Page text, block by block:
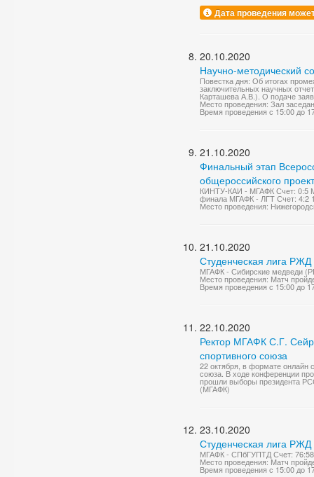
Дата проведения
20.10.2020
Научно-методический
Повестка дня: Об итогах
заключительных научных
Карташева А.В.). О подаче
Место проведения: Зал
Время проведения с 15:00 до
21.10.2020
Финальный этап
общероссийского
КИНТУ-КАИ - МГАФК Счет: 0:5
финала МГАФК - ЛГТ Счет: 4:2
Место проведения:
21.10.2020
Студенческая лига
МГАФК - Сибирские медведи
Место проведения: Матч
Время проведения с 15:00 до
22.10.2020
Ректор МГАФК С.Г.
спортивного союза
22 октября, в формате онлайн
союза. В ходе конференции
прошли выборы президента
(МГАФК)
23.10.2020
Студенческая лига
МГАФК - СПбГУПТД Счет: 76:58
Место проведения: Матч
Время проведения с 15:00 до